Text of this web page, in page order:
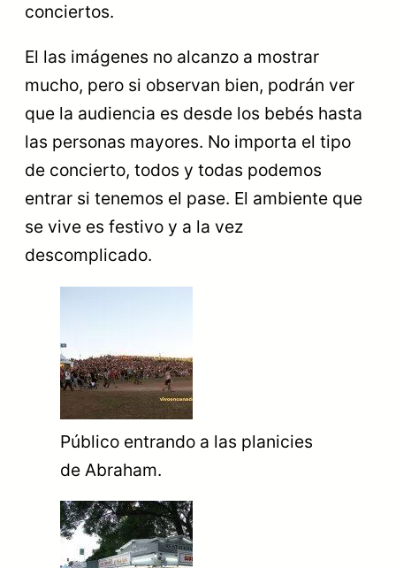
conciertos.
El las imágenes no alcanzo a mostrar
mucho, pero si observan bien, podrán ver
que la audiencia es desde los bebés hasta
las personas mayores. No importa el tipo
de concierto, todos y todas podemos
entrar si tenemos el pase. El ambiente que
se vive es festivo y a la vez
descomplicado.
Público entrando a las planicies
de Abraham.